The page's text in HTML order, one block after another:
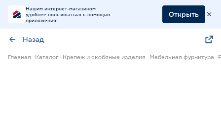
Нашим интернет-магазином
удобнее пользоваться с помощью
приложения!
Открыть
Назад
Главная Каталог Крепеж и скобяные изделия Мебельная фурнитура